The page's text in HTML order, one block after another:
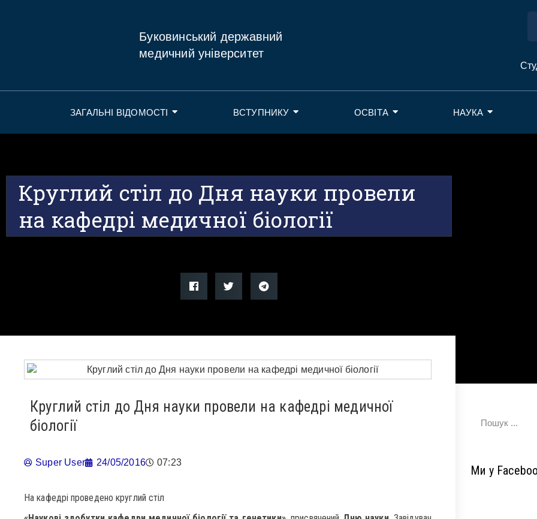
Буковинський державний
медичний університет
ЗАГАЛЬНІ ВІДОМОСТІ ВСТУПНИКУ ОСВІТА НАУКА
Круглий стіл до Дня науки провели
на кафедрі медичної біології
Круглий стіл до Дня науки провели на кафедрі медичної
біології
Super User 24/05/2016 07:23
На кафедрі проведено круглий стіл
Ми у